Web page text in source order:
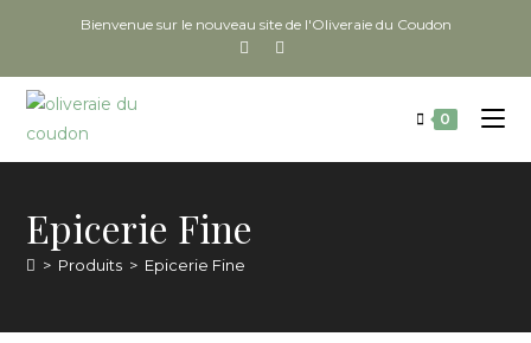
Bienvenue sur le nouveau site de l'Oliveraie du Coudon
0
Epicerie Fine
> Produits > Epicerie Fine